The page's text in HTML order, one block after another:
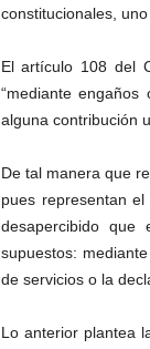
constitucionales,
El artículo 108 del
“mediante
alguna contribución
De tal manera que
pues representan
desapercibido que
supuestos:
de servicios o la
Lo anterior plantea